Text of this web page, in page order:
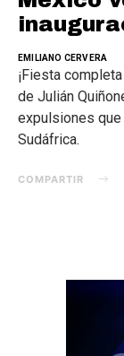
EMILIANO CERVERA
¡Fiesta
de Julián
expulsiones
Sudáfrica.
COMPARTIR